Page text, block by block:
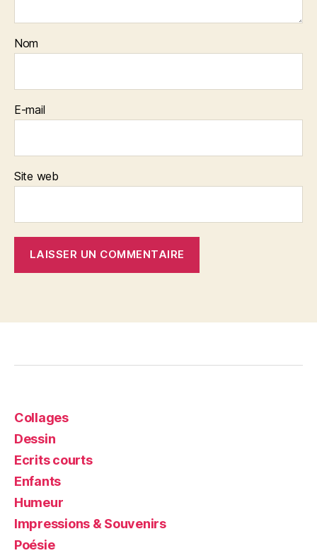
Nom
E-mail
Site web
Collages
Dessin
Ecrits courts
Enfants
Humeur
Impressions & Souvenirs
Poésie